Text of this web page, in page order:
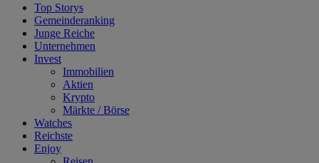
Top Storys
Gemeinderanking
Junge Reiche
Unternehmen
Invest
Immobilien
Aktien
Krypto
Märkte / Börse
Watches
Reichste
Enjoy